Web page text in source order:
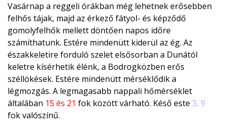
Vasárnap a reggeli órákban még lehetnek erősebben
felhős tájak, majd az érkező fátyol- és képződő
gomolyfelhők mellett döntően napos időre
számíthatunk. Estére mindenütt kiderül az ég. Az
északkeletire forduló szelet elsősorban a Dunától
keletre kísérhetik élénk, a Bodrogközben erős
széllökések. Estére mindenütt mérséklődik a
légmozgás. A legmagasabb nappali hőmérséklet
általában 15 és 21 fok között várható. Késő este 3, 9
fok valószínű.